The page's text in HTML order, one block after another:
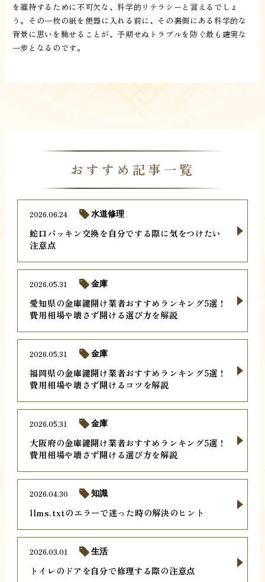
を維持するために不可欠な、科学的リテラシーと言えるでしょ
う。その一枚の紙を便器に入れる前に、その裏側にある科学的な
背景に思いを馳せることが、予期せぬトラブルを防ぐ最も確実な
一歩となるのです。
おすすめ記事一覧
蛇口パッキン交換を自分でする際に気をつけたい
注意点
2026.06.24 水道修理
愛知県の金庫鍵開け業者おすすめランキング5選！
費用相場や壊さず開ける選び方を解説
2026.05.31 金庫
福岡県の金庫鍵開け業者おすすめランキング5選！
費用相場や壊さず開けるコツを解説
2026.05.31 金庫
大阪府の金庫鍵開け業者おすすめランキング5選！
費用相場や壊さず開ける選び方を解説
2026.05.31 金庫
llms.txtのエラーで迷った時の解決のヒント
2026.04.30 知識
トイレのドアを自分で修理する際の注意点
2026.03.01 生活